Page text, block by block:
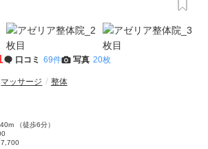
口コミ 69件 写真 20枚
マッサージ 整体
（徒歩6分）
7,700